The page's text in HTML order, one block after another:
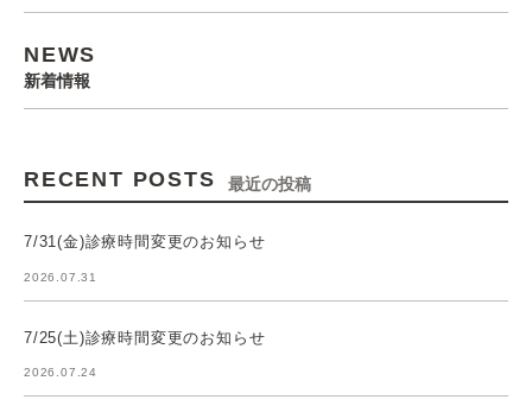
NEWS
新着情報
RECENT POSTS 最近の投稿
7/31(金)診療時間変更のお知らせ
2026.07.31
7/25(土)診療時間変更のお知らせ
2026.07.24